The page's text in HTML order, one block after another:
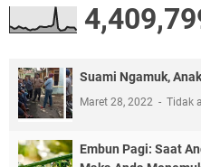
Suami Ngamuk,
Maret 28, 2022 Tidak
Embun Pagi: Saat